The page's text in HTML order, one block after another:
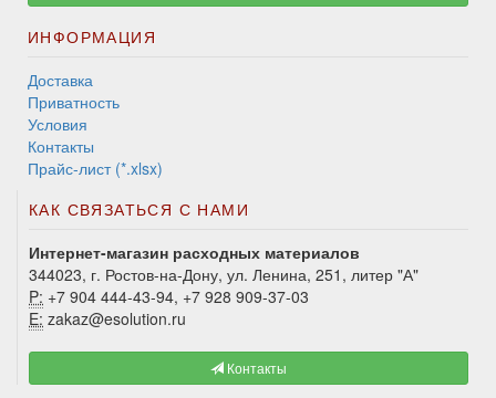
ИНФОРМАЦИЯ
Доставка
Приватность
Условия
Контакты
Прайс-лист (*.xlsx)
КАК СВЯЗАТЬСЯ С НАМИ
Интернет-магазин расходных материалов
344023, г. Ростов-на-Дону, ул. Ленина, 251, литер "А"
P: +7 904 444-43-94, +7 928 909-37-03
E: zakaz@esolution.ru
Контакты